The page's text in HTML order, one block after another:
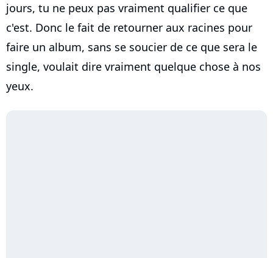
jours, tu ne peux pas vraiment qualifier ce que
c'est. Donc le fait de retourner aux racines pour
faire un album, sans se soucier de ce que sera le
single, voulait dire vraiment quelque chose à nos
yeux.